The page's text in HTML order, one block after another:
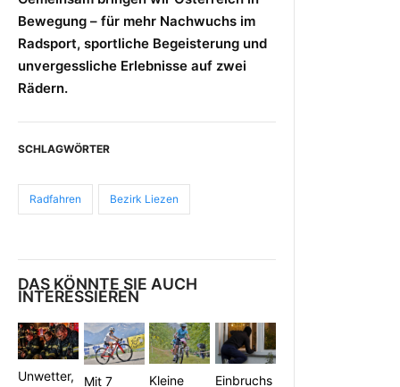
Bewegung – für mehr Nachwuchs im
Radsport, sportliche Begeisterung und
unvergessliche Erlebnisse auf zwei
Rädern.
SCHLAGWÖRTER
Radfahren Bezirk Liezen
DAS KÖNNTE SIE AUCH
INTERESSIEREN
Unwetter,
Mit 7
Kleine
Einbruchs